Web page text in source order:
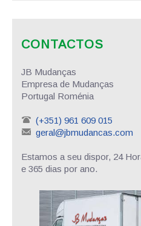
CONTACTOS
JB Mudanças
Empresa de Mudanças
Portugal Roménia
(+351) 961 609 015
geral@jbmudancas.com
Estamos a seu dispor, 24
e 365 dias por ano.